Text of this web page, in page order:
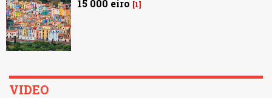
15 000 eiro 1
VIDEO